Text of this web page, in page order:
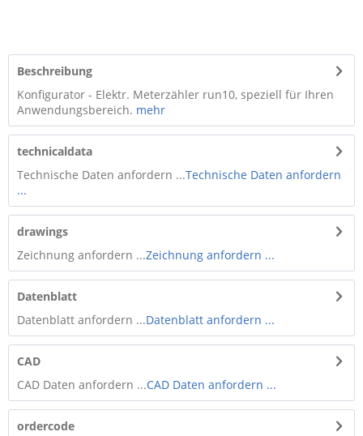
Beschreibung
Konfigurator - Elektr. Meterzähler run10, speziell für Ihren
Anwendungsbereich. mehr
technicaldata
Technische Daten anfordern ...Technische Daten anfordern
...
drawings
Zeichnung anfordern ...Zeichnung anfordern ...
Datenblatt
Datenblatt anfordern ...Datenblatt anfordern ...
CAD
CAD Daten anfordern ...CAD Daten anfordern ...
ordercode